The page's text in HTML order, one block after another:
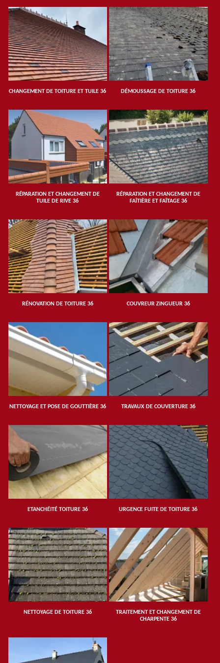
CHANGEMENT DE TOITURE ET TUILE 36 DÉMOUSSAGE DE TOITURE 36
RÉPARATION ET CHANGEMENT DE
TUILE DE RIVE 36
RÉPARATION ET CHANGEMENT DE
FAÎTIÈRE ET FAÎTAGE 36
RÉNOVATION DE TOITURE 36 COUVREUR ZINGUEUR 36
NETTOYAGE ET POSE DE GOUTTIÈRE 36 TRAVAUX DE COUVERTURE 36
ETANCHÉITÉ TOITURE 36 URGENCE FUITE DE TOITURE 36
NETTOYAGE DE TOITURE 36
TRAITEMENT ET CHANGEMENT DE
CHARPENTE 36